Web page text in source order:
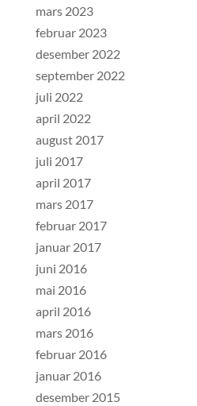
mars 2023
februar 2023
desember 2022
september 2022
juli 2022
april 2022
august 2017
juli 2017
april 2017
mars 2017
februar 2017
januar 2017
juni 2016
mai 2016
april 2016
mars 2016
februar 2016
januar 2016
desember 2015